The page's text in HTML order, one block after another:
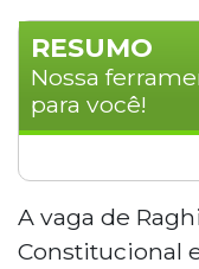
RESUMO
Nossa
para você!
O TJMS abriu
busca
A vaga de
Constitucional